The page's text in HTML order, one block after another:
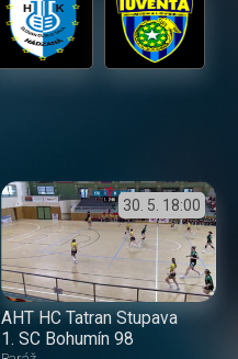
30. 5. 18:00
AHT HC Tatran Stupava
1. SC Bohumín 98